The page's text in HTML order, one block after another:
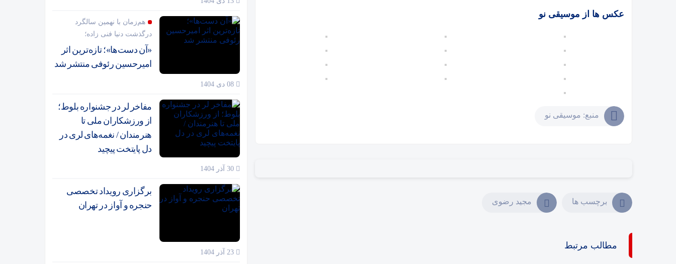
عکس ها از موسیقی نو
منبع: موسیقی نو
برچسب ها مجید رضوی
مطالب مرتبط
هم‌زمان با نهمین سالگرد
درگذشت دنیا فنی زاده؛
«آن دست‌ها»؛ تازه‌ترین اثر
امیرحسین رئوفی منتشر شد
مفاخر لر در جشنواره بلوط؛
از ورزشکاران ملی تا
هنرمندان / نغمه‌های لری در
دل پایتخت پیچید
برگزاری رویداد تخصصی
حنجره و آواز در تهران